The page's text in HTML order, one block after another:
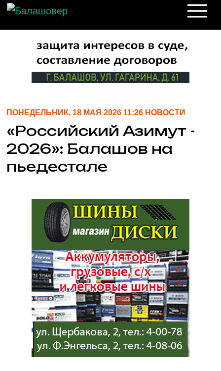
ПОНЕДЕЛЬНИК, 18 МАЯ 2026 11:26 НОВОСТИ
«Российский Азимут -
2026»: Балашов на
пьедестале